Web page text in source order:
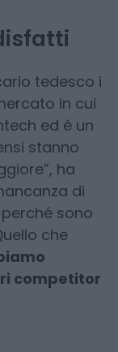
tedesco i
in cui
ed è un
stanno
ha
di
sono
che
competitor